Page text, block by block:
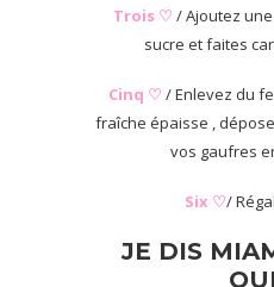
Trois ♡ / Ajoutez
sucre et faites
Cinq ♡ / Enlevez du
fraîche épaisse ,
vos gaufres
Six ♡/
JE DIS